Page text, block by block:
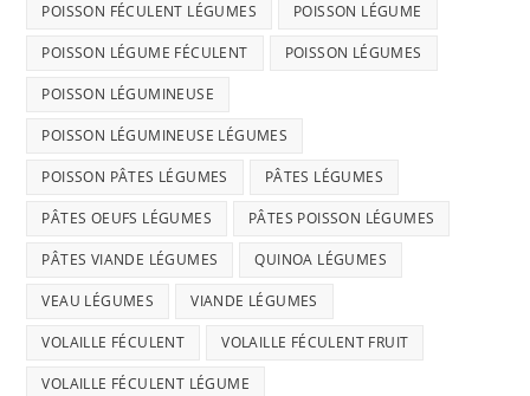
POISSON FÉCULENT LÉGUMES POISSON LÉGUME
POISSON LÉGUME FÉCULENT POISSON LÉGUMES
POISSON LÉGUMINEUSE
POISSON LÉGUMINEUSE LÉGUMES
POISSON PÂTES LÉGUMES PÂTES LÉGUMES
PÂTES OEUFS LÉGUMES PÂTES POISSON LÉGUMES
PÂTES VIANDE LÉGUMES QUINOA LÉGUMES
VEAU LÉGUMES VIANDE LÉGUMES
VOLAILLE FÉCULENT VOLAILLE FÉCULENT FRUIT
VOLAILLE FÉCULENT LÉGUME